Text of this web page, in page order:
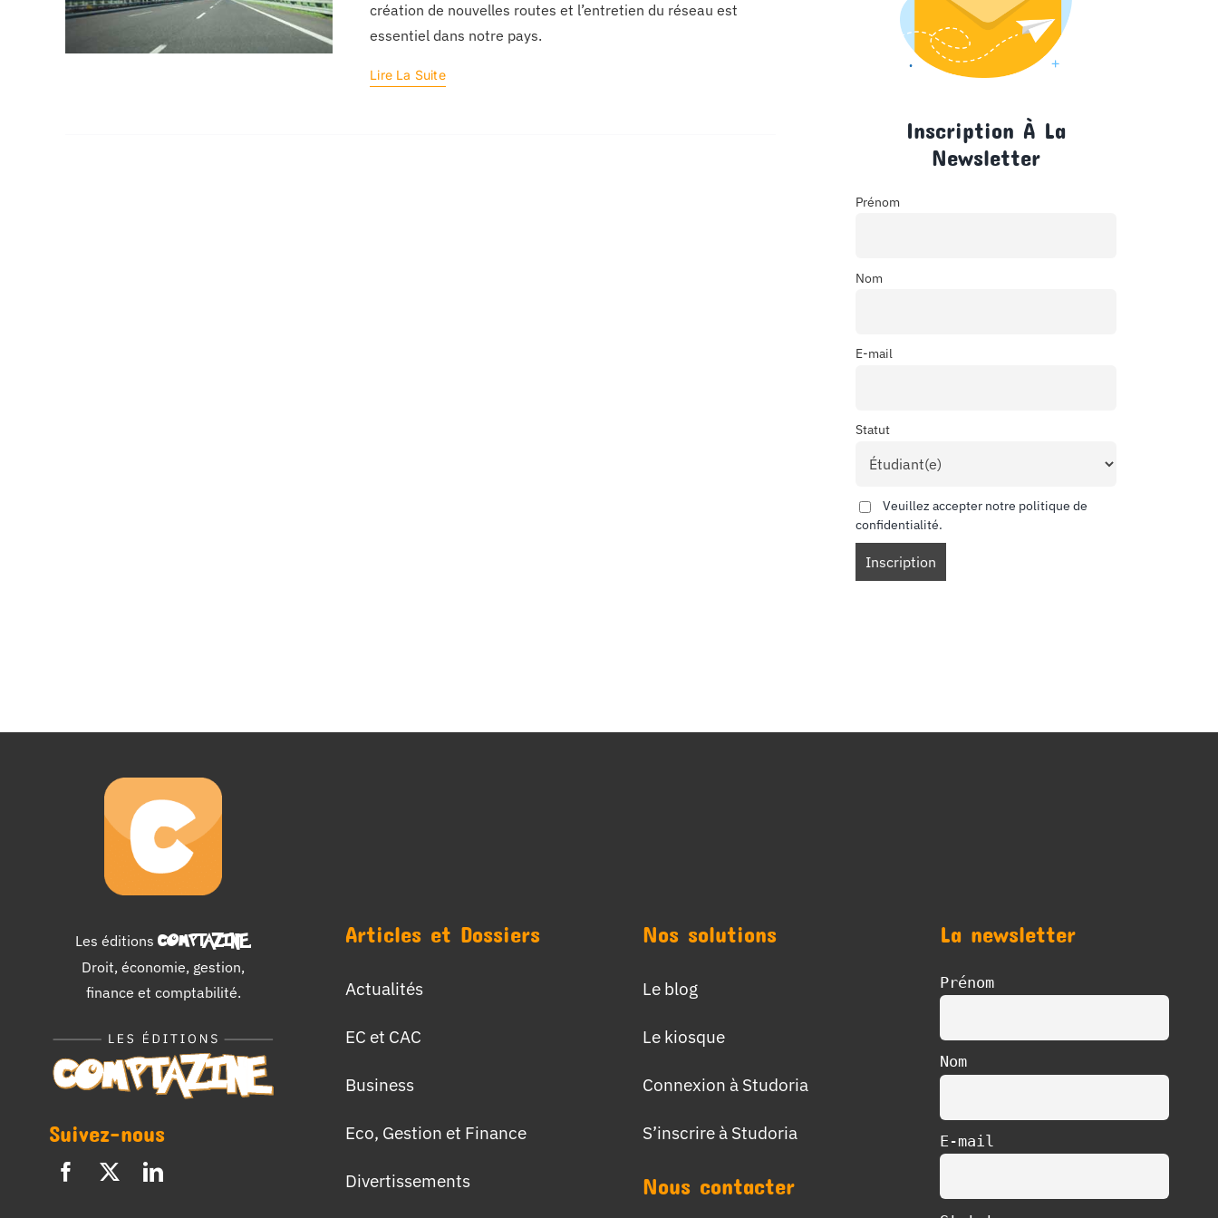
création de nouvelles routes et l’entretien du réseau est
essentiel dans notre pays.
Lire La Suite
Inscription À La
Newsletter
Prénom
Nom
E-mail
Statut
Veuillez accepter notre politique de
confidentialité.
Les éditions COMPTAZINE.
Droit, économie, gestion,
finance et comptabilité.
Suivez-nous
Articles et Dossiers
Actualités
EC et CAC
Business
Eco, Gestion et Finance
Divertissements
Nos solutions
Le blog
Le kiosque
Connexion à Studoria
S’inscrire à Studoria
Nous contacter
La newsletter
Prénom
Nom
E-mail